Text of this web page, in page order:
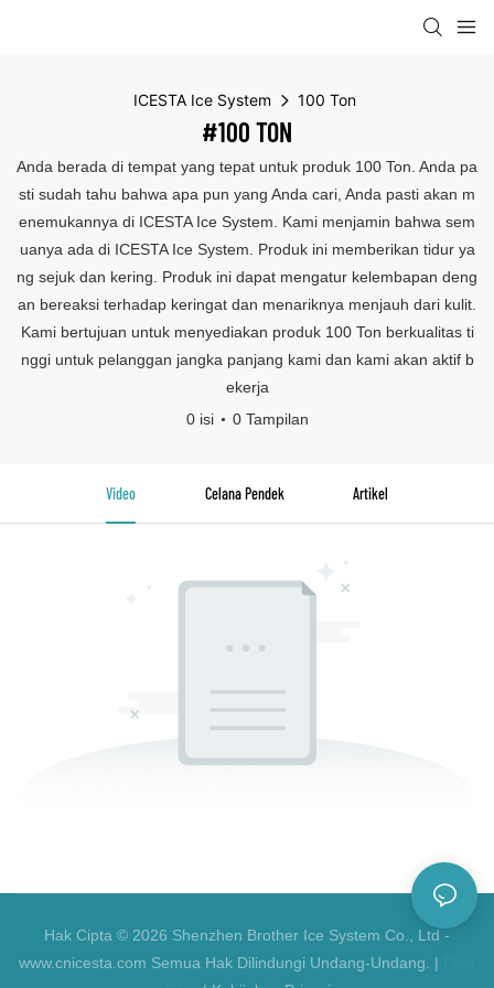
ICESTA Ice System 100 Ton
#100 TON
Anda berada di tempat yang tepat untuk produk 100 Ton. Anda pa
sti sudah tahu bahwa apa pun yang Anda cari, Anda pasti akan m
enemukannya di ICESTA Ice System. Kami menjamin bahwa sem
uanya ada di ICESTA Ice System. Produk ini memberikan tidur ya
ng sejuk dan kering. Produk ini dapat mengatur kelembapan deng
an bereaksi terhadap keringat dan menariknya menjauh dari kulit.
Kami bertujuan untuk menyediakan produk 100 Ton berkualitas ti
nggi untuk pelanggan jangka panjang kami dan kami akan aktif b
ekerja
0 isi
0 Tampilan
Video Celana Pendek Artikel
Hak Cipta © 2026 Shenzhen Brother Ice System Co., Ltd -
www.cnicesta.com Semua Hak Dilindungi Undang-Undang. |